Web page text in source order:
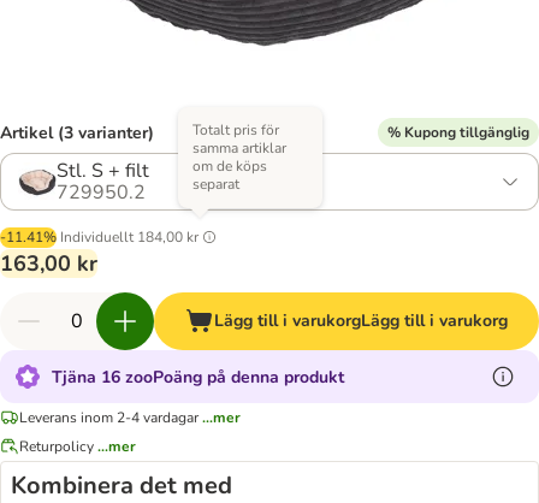
Artikel (3 varianter) % Kupong tillgänglig
Stl. S + filt
729950.2
-11.41% Individuellt 184,00 kr
Totalt pris för
samma artiklar
om de köps
separat
163,00 kr
Lägg till i varukorgLägg till i varukorg
Tjäna 16 zooPoäng på denna produkt
Leverans inom 2-4 vardagar...mer
Returpolicy...mer
Kombinera det med